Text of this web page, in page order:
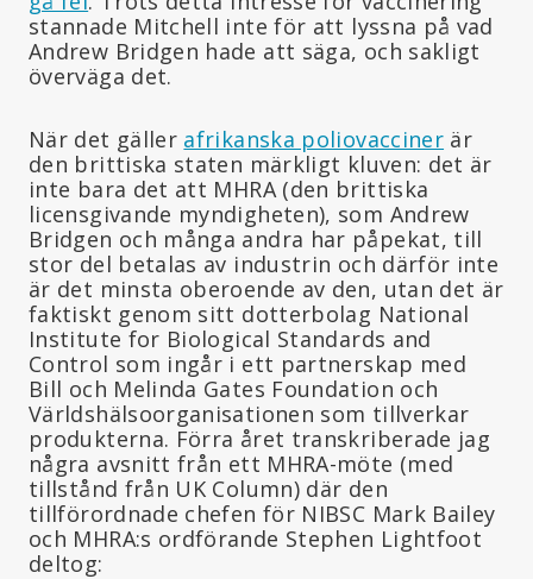
stannade Mitchell inte för att lyssna på vad
Andrew Bridgen hade att säga, och sakligt
överväga det.
När det gäller afrikanska poliovacciner är
den brittiska staten märkligt kluven: det är
inte bara det att MHRA (den brittiska
licensgivande myndigheten), som Andrew
Bridgen och många andra har påpekat, till
stor del betalas av industrin och därför inte
är det minsta oberoende av den, utan det är
faktiskt genom sitt dotterbolag National
Institute for Biological Standards and
Control som ingår i ett partnerskap med
Bill och Melinda Gates Foundation och
Världshälsoorganisationen som tillverkar
produkterna. Förra året transkriberade jag
några avsnitt från ett MHRA-möte (med
tillstånd från UK Column) där den
tillförordnade chefen för NIBSC Mark Bailey
och MHRA:s ordförande Stephen Lightfoot
deltog: